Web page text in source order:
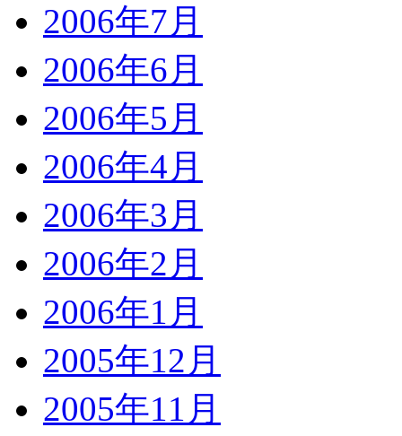
2006年7月
2006年6月
2006年5月
2006年4月
2006年3月
2006年2月
2006年1月
2005年12月
2005年11月